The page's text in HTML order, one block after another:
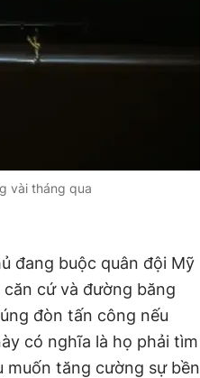
vài tháng qua
đang buộc quân đội Mỹ
cứ và đường băng
đòn tấn công nếu
có nghĩa là họ phải tìm
muốn tăng cường sự bền